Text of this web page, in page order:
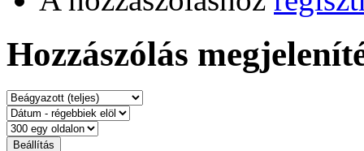
Hozzászólás